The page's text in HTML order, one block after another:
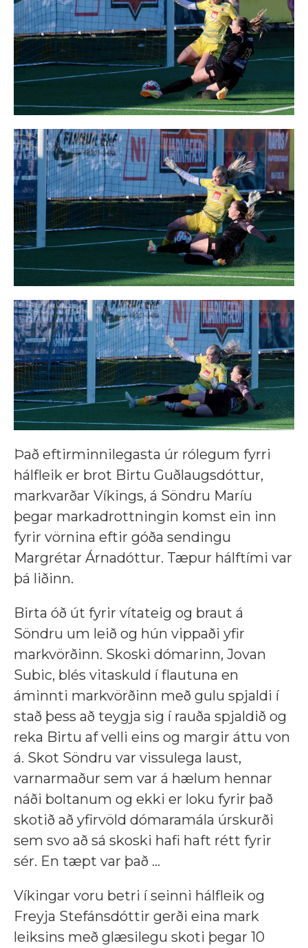
Það eftirminnilegasta úr rólegum fyrri
hálfleik er brot Birtu Guðlaugsdóttur,
markvarðar Víkings, á Söndru Maríu
þegar markadrottningin komst ein inn
fyrir vörnina eftir góða sendingu
Margrétar Árnadóttur. Tæpur hálftími var
þá liðinn.
Birta óð út fyrir vítateig og braut á
Söndru um leið og hún vippaði yfir
markvörðinn. Skoski dómarinn, Jovan
Subic, blés vitaskuld í flautuna en
áminnti markvörðinn með gulu spjaldi í
stað þess að teygja sig í rauða spjaldið og
reka Birtu af velli eins og margir áttu von
á. Skot Söndru var vissulega laust,
varnarmaður sem var á hælum hennar
náði boltanum og ekki er loku fyrir það
skotið að yfirvöld dómaramála úrskurði
sem svo að sá skoski hafi haft rétt fyrir
sér. En tæpt var það ...
Víkingar voru betri í seinni hálfleik og
Freyja Stef­áns­dótt­ir gerði eina mark
leiksins með glæsilegu skoti þegar 10